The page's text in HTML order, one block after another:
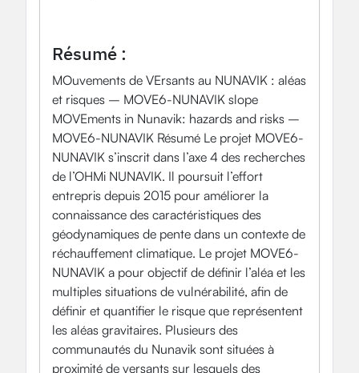
Résumé :
MOuvements de VErsants au NUNAVIK : aléas
et risques – MOVE6-NUNAVIK slope
MOVEments in Nunavik: hazards and risks –
MOVE6-NUNAVIK Résumé Le projet MOVE6-
NUNAVIK s’inscrit dans l’axe 4 des recherches
de l’OHMi NUNAVIK. Il poursuit l’effort
entrepris depuis 2015 pour améliorer la
connaissance des caractéristiques des
géodynamiques de pente dans un contexte de
réchauffement climatique. Le projet MOVE6-
NUNAVIK a pour objectif de définir l’aléa et les
multiples situations de vulnérabilité, afin de
définir et quantifier le risque que représentent
les aléas gravitaires. Plusieurs des
communautés du Nunavik sont situées à
proximité de versants sur lesquels des